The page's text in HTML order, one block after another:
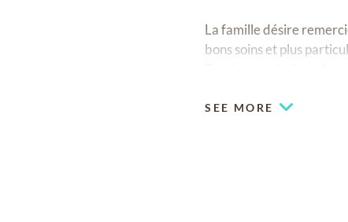
La famille désire
bons soins et plus
SEE MORE